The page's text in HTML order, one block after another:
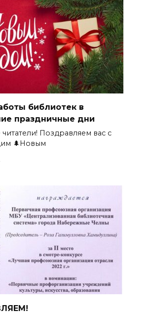
библиотек в
праздничные дни
Поздравляем вас с
🌲Новым